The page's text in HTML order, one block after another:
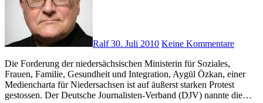
Ralf30. Juli 2010 Keine Kommentare
Die Forderung der niedersächsischen Ministerin für Soziales,
Frauen, Familie, Gesundheit und Integration, Aygül Özkan, einer
Mediencharta für Niedersachsen ist auf äußerst starken Protest
gestossen. Der Deutsche Journalisten-Verband (DJV) nannte die…